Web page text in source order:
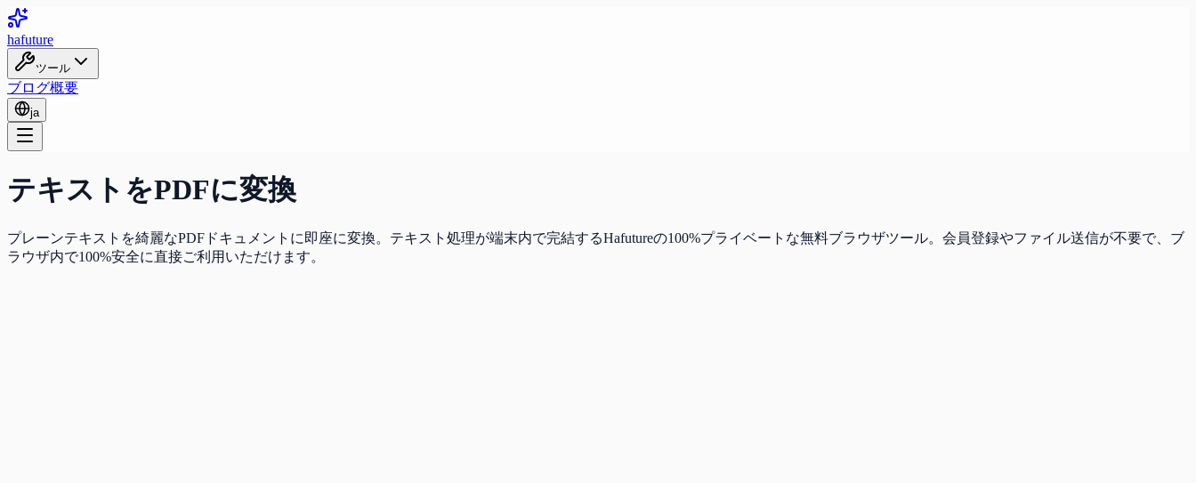
hafuture
ツール
ブログ概要
ja
テキストをPDFに変換
プレーンテキストを綺麗なPDFドキュメントに即座に変換。テキスト処理が端末内で完結するHafutureの100%プライベートな無料ブラウザツール。会員登録やファイル送信が不要で、ブ
ラウザ内で100%安全に直接ご利用いただけます。